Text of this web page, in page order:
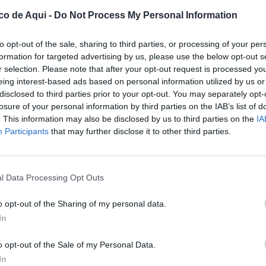
de Aqui - Do Not Process My Personal Information
opt-out of the sale, sharing to third parties, or processing of your
for targeted advertising by us, please use the below opt-out
selection. Please note that after your opt-out request is processed
interest-based ads based on personal information utilized by us
to third parties prior to your opt-out. You may separately
of your personal information by third parties on the IAB’s list of
This information may also be disclosed by us to third parties on the
Participants that may further disclose it to other third parties.
Data Processing Opt Outs
opt-out of the Sharing of my personal data.
opt-out of the Sale of my Personal Data.
miércoles por la Plataforma de Docentes
en materia de reducción de
de nuevos docentes, entre
Presupuestos de la Generalitat Valenciana
unos recursos potenciales de1.705
a la educación pública: 450 millones
2026, 55 millones del ahorro generado por
y entre 750 y 800 millones
reforma del modelo de financiación
cifras
"el incremento de 450 millones de
ya tiene destino: atender la subida